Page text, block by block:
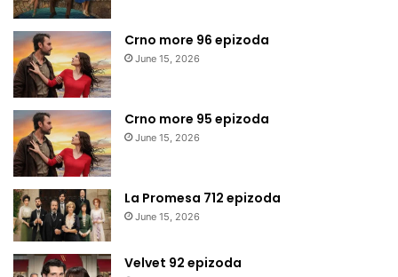
Crno more 96 epizoda
June 15, 2026
Crno more 95 epizoda
June 15, 2026
La Promesa 712 epizoda
June 15, 2026
Velvet 92 epizoda